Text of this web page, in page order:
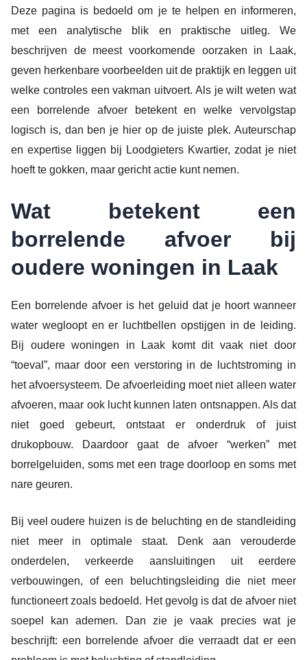
Deze pagina is bedoeld om je te helpen en informeren,
met een analytische blik en praktische uitleg. We
beschrijven de meest voorkomende oorzaken in Laak,
geven herkenbare voorbeelden uit de praktijk en leggen uit
welke controles een vakman uitvoert. Als je wilt weten wat
een borrelende afvoer betekent en welke vervolgstap
logisch is, dan ben je hier op de juiste plek. Auteurschap
en expertise liggen bij Loodgieters Kwartier, zodat je niet
hoeft te gokken, maar gericht actie kunt nemen.
Wat betekent een
borrelende afvoer bij
oudere woningen in Laak
Een borrelende afvoer is het geluid dat je hoort wanneer
water wegloopt en er luchtbellen opstijgen in de leiding.
Bij oudere woningen in Laak komt dit vaak niet door
“toeval”, maar door een verstoring in de luchtstroming in
het afvoersysteem. De afvoerleiding moet niet alleen water
afvoeren, maar ook lucht kunnen laten ontsnappen. Als dat
niet goed gebeurt, ontstaat er onderdruk of juist
drukopbouw. Daardoor gaat de afvoer “werken” met
borrelgeluiden, soms met een trage doorloop en soms met
nare geuren.
Bij veel oudere huizen is de beluchting en de standleiding
niet meer in optimale staat. Denk aan verouderde
onderdelen, verkeerde aansluitingen uit eerdere
verbouwingen, of een beluchtingsleiding die niet meer
functioneert zoals bedoeld. Het gevolg is dat de afvoer niet
soepel kan ademen. Dan zie je vaak precies wat je
beschrijft: een borrelende afvoer die verraadt dat er een